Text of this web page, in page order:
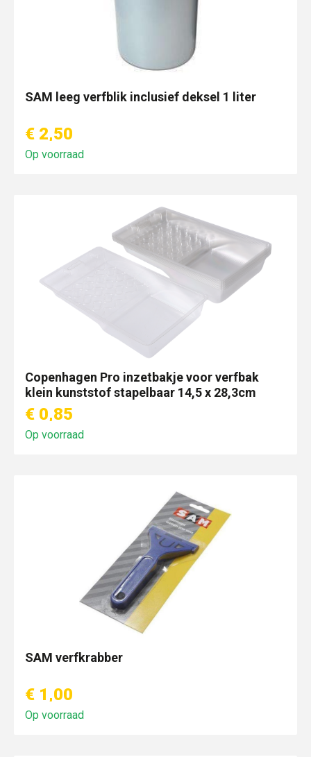
SAM leeg verfblik inclusief deksel 1 liter
€ 2,50
Op voorraad
Copenhagen Pro inzetbakje voor verfbak
klein kunststof stapelbaar 14,5 x 28,3cm
€ 0,85
Op voorraad
SAM verfkrabber
€ 1,00
Op voorraad